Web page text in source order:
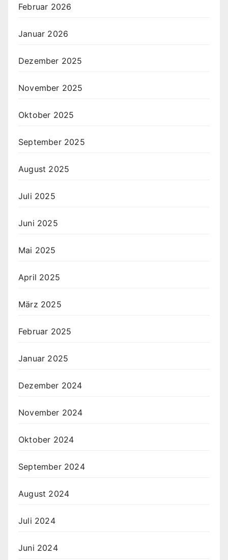
Februar 2026
Januar 2026
Dezember 2025
November 2025
Oktober 2025
September 2025
August 2025
Juli 2025
Juni 2025
Mai 2025
April 2025
März 2025
Februar 2025
Januar 2025
Dezember 2024
November 2024
Oktober 2024
September 2024
August 2024
Juli 2024
Juni 2024